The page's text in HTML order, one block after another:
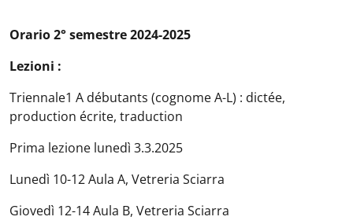
Orario 2° semestre 2024-2025
Lezioni :
Triennale1 A débutants (cognome A-L) : dictée,
production écrite, traduction
Prima lezione lunedì 3.3.2025
Lunedì 10-12 Aula A, Vetreria Sciarra
Giovedì 12-14 Aula B, Vetreria Sciarra